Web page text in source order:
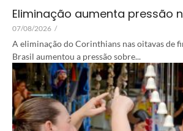
Eliminação aumenta pressão
07/08/2026 /
A eliminação do Corinthians nas oitavas de
Brasil aumentou a pressão sobre...